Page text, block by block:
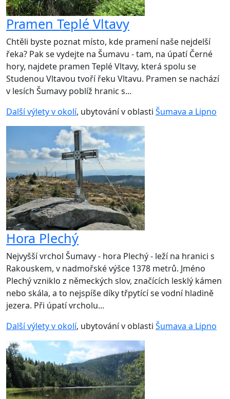
Pramen Teplé Vltavy
Chtěli byste poznat místo, kde pramení naše nejdelší
řeka? Pak se vydejte na Šumavu - tam, na úpatí Černé
hory, najdete pramen Teplé Vltavy, která spolu se
Studenou Vltavou tvoří řeku Vltavu. Pramen se nachází
v lesích Šumavy poblíž hranic s...
Další výlety v okolí, ubytování v oblasti Šumava a Lipno
Hora Plechý
Nejvyšší vrchol Šumavy - hora Plechý - leží na hranici s
Rakouskem, v nadmořské výšce 1378 metrů. Jméno
Plechý vzniklo z německých slov, značících lesklý kámen
nebo skála, a to nejspíše díky třpytící se vodní hladině
jezera. Při úpatí vrcholu...
Další výlety v okolí, ubytování v oblasti Šumava a Lipno